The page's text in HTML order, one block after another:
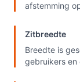
afstemming
Zitbreedte
Breedte is
gebruikers